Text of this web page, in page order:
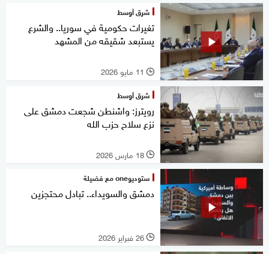
شرق أوسط
تغيرات حكومية في سوريا.. والشرع
يستبعد شقيقه من المشهد
l 11 مايو 2026
شرق أوسط
رويترز: واشنطن شجعت دمشق على
نزع سلاح حزب الله
l 18 مارس 2026
ستوديوone مع فضيلة
دمشق والسويداء.. تبادل محتجزين
l 26 فبراير 2026